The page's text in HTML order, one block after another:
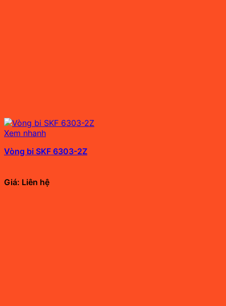
Xem nhanh
Vòng bi SKF 6303-2Z
Giá: Liên hệ